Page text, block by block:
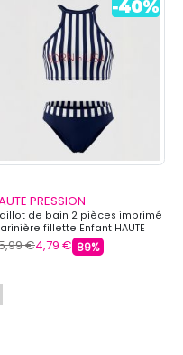
PRESSION
de bain 2 pièces imprimé
fillette Enfant HAUTE
€4,79 € 89%